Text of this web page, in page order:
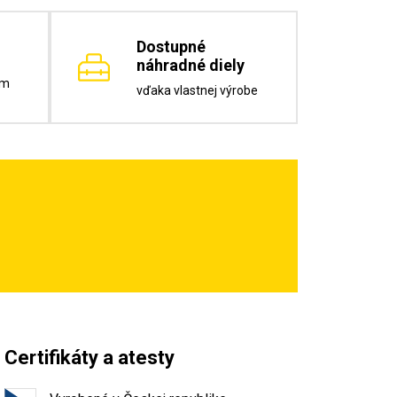
Dostupné
náhradné diely
vďaka vlastnej výrobe
Certifikáty a atesty